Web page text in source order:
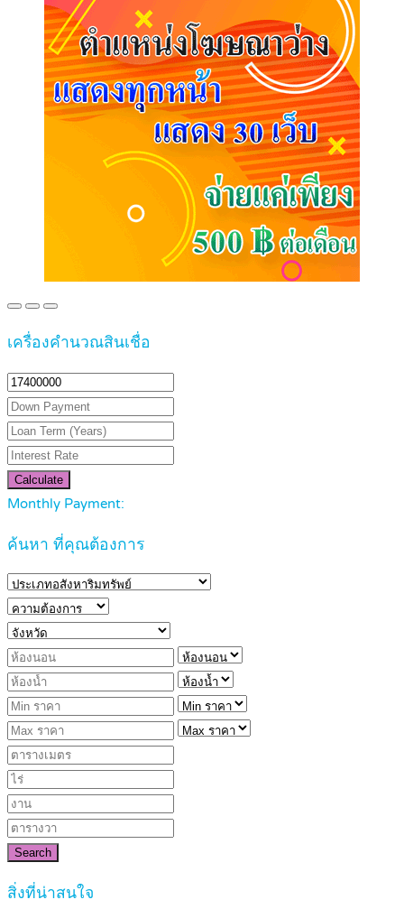
เครื่องคำนวณสินเชื่อ
Calculate
Monthly Payment:
ค้นหา ที่คุณต้องการ
Search
สิ่งที่น่าสนใจ